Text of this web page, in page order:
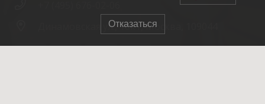
Динамовская ул., 10к1, Москва, 109044
Отказаться